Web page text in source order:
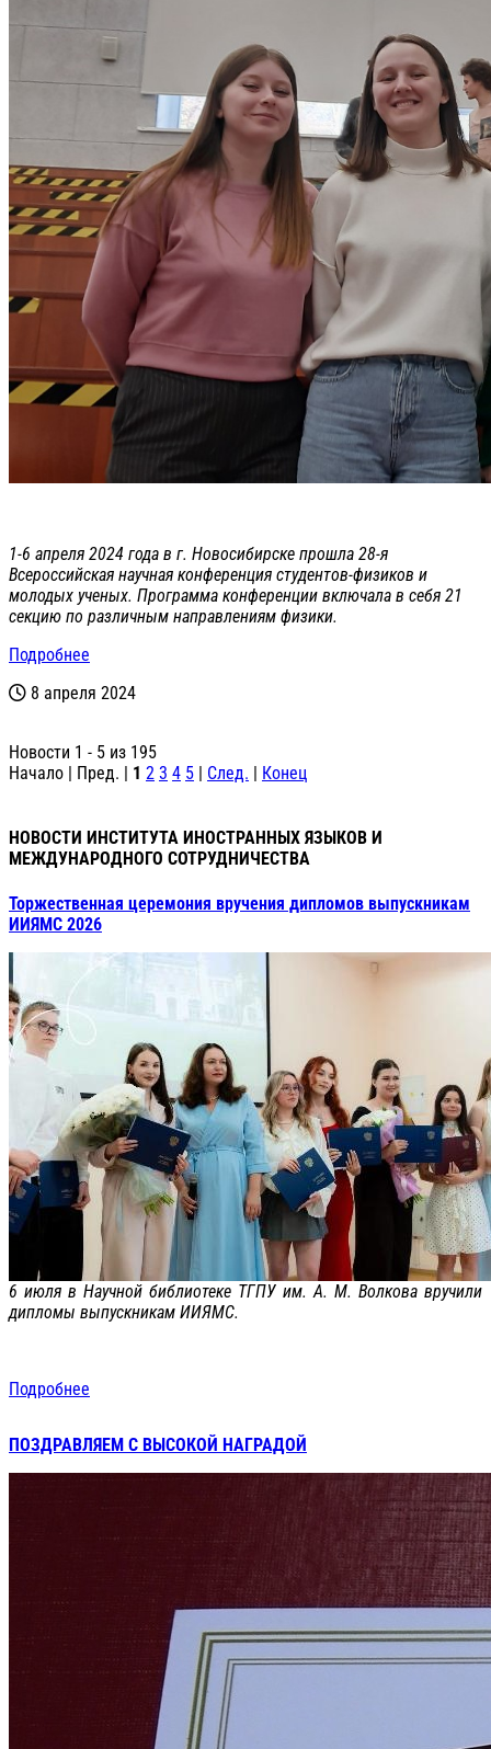
1-6 апреля 2024 года в г. Новосибирске прошла 28-я
Всероссийская научная конференция студентов-физиков и
молодых ученых. Программа конференции включала в себя 21
секцию по различным направлениям физики.
Подробнее
8 апреля 2024
Новости 1 - 5 из 195
Начало | Пред. | 1 2 3 4 5 | След. | Конец
НОВОСТИ ИНСТИТУТА ИНОСТРАННЫХ ЯЗЫКОВ И
МЕЖДУНАРОДНОГО СОТРУДНИЧЕСТВА
Торжественная церемония вручения дипломов выпускникам
ИИЯМС 2026
6 июля в Научной библиотеке ТГПУ им. А. М. Волкова вручили
дипломы выпускникам ИИЯМС.
Подробнее
ПОЗДРАВЛЯЕМ С ВЫСОКОЙ НАГРАДОЙ